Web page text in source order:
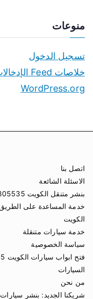
منوعات
تسجيل الدخول
خلاصات Feed الإدخالات
WordPress.org
اتصل بنا
الاسئلة الشائعة
بنشر متنقل الكويت 50805535 بنشر تبديل تواير وبطاريات سيارات
الكويت
خدمة سيارات متنقلة
سياسة الخصوصية
السيارات
من نحن
شريكنا الجديد: بنشر سيارات